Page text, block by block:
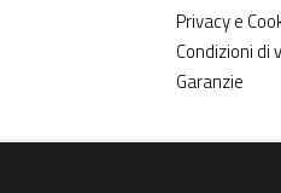
Privacy e
Condizioni di
Garanzie